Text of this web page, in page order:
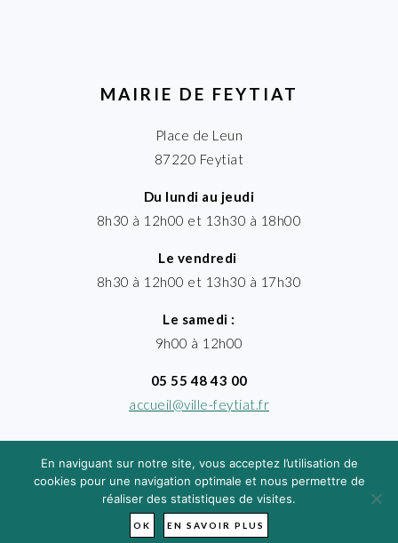
MAIRIE DE FEYTIAT
Place de Leun
87220 Feytiat
Du lundi au jeudi
8h30 à 12h00 et 13h30 à 18h00
Le vendredi
8h30 à 12h00 et 13h30 à 17h30
Le samedi :
9h00 à 12h00
05 55 48 43 00
accueil@ville-feytiat.fr
TIMGROUP - © 2026
En naviguant sur notre site, vous acceptez l’utilisation de
cookies pour une navigation optimale et nous permettre de
réaliser des statistiques de visites.
OK EN SAVOIR PLUS